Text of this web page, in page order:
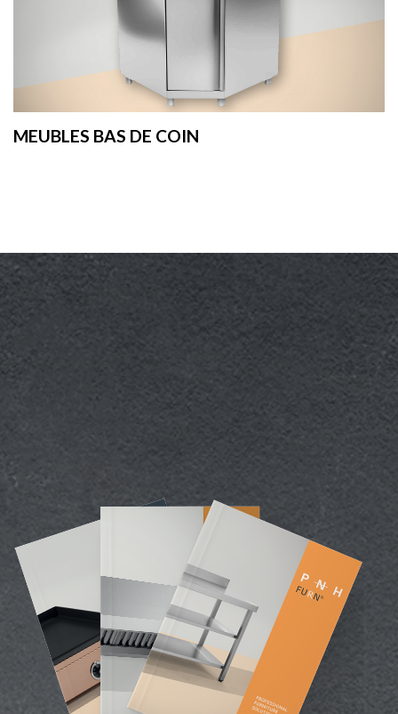
MEUBLES BAS DE COIN